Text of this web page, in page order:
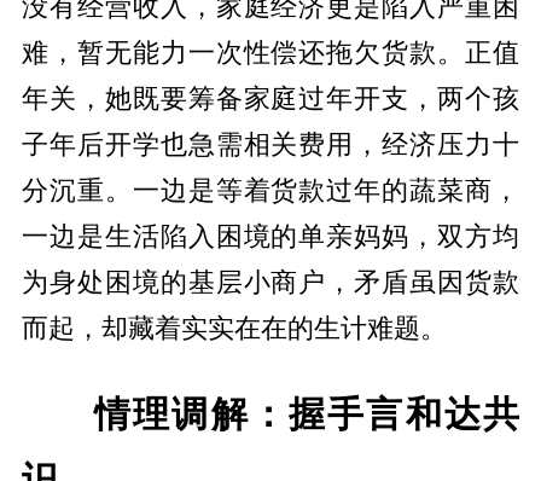
没有经营收入，家庭经济更是陷入严重困
难，暂无能力一次性偿还拖欠货款。正值
年关，她既要筹备家庭过年开支，两个孩
子年后开学也急需相关费用，经济压力十
分沉重。一边是等着货款过年的蔬菜商，
一边是生活陷入困境的单亲妈妈，双方均
为身处困境的基层小商户，矛盾虽因货款
而起，却藏着实实在在的生计难题。
情理调解：握手言和达共